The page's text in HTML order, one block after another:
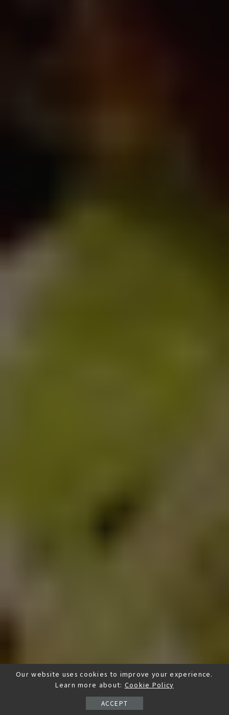
Our website uses cookies to improve your experience.
Learn more about: Cookie Policy
ACCEPT